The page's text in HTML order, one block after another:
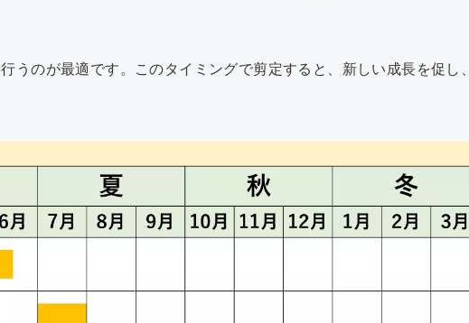
うのが最適です。このタイミングで剪定すると、新しい成長を促し、